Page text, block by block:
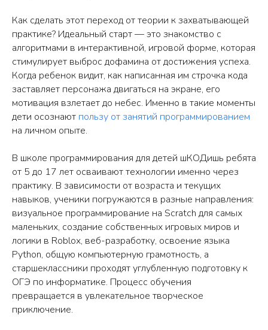
Как сделать этот переход от теории к захватывающей
практике? Идеальный старт — это знакомство с
алгоритмами в интерактивной, игровой форме, которая
стимулирует выброс дофамина от достижения успеха.
Когда ребенок видит, как написанная им строчка кода
заставляет персонажа двигаться на экране, его
мотивация взлетает до небес. Именно в такие моменты
дети осознают пользу от занятий программированием
на личном опыте.
В школе программирования для детей шКОДишь ребята
от 5 до 17 лет осваивают технологии именно через
практику. В зависимости от возраста и текущих
навыков, ученики погружаются в разные направления:
визуальное программирование на Scratch для самых
маленьких, создание собственных игровых миров и
логики в Roblox, веб-разработку, освоение языка
Python, общую компьютерную грамотность, а
старшеклассники проходят углубленную подготовку к
ОГЭ по информатике. Процесс обучения
превращается в увлекательное творческое
приключение.
Имя
Телефон
Нажимая кнопку «Оставить заявку», я
соглашаюсь сполитикой
ОСТАВИТЬ ЗАЯВКУ
КОНТАКТЫ
+7 (926) 890-87-95
Школа программирования «шКОДишь»